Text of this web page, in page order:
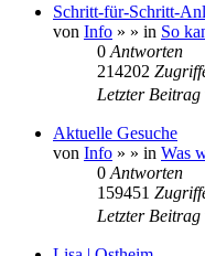
Schritt-für-Schritt-
von Info » » in So
0 Antworten
214202
Letzter Beitrag
Aktuelle Gesuche
von Info » » in Was
0 Antworten
159451
Letzter Beitrag